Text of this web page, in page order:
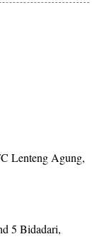
Lenteng Agung,
5 Bidadari,